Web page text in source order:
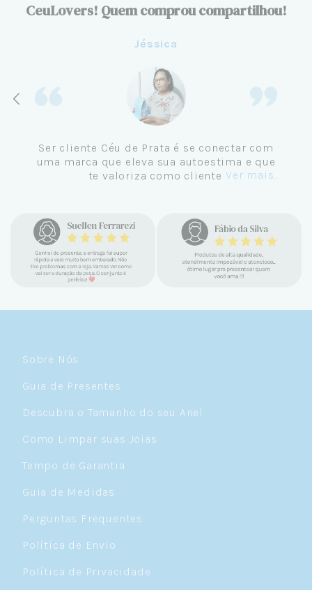
CeuLovers! Quem comprou compartilhou!
Jéssica
Ser cliente Céu de Prata é se conectar com
uma marca que eleva sua autoestima e que
te valoriza como cliente. Ver mais...
Sobre Nós
Guia de Presentes
Descubra o Tamanho do seu Anel
Como Limpar suas Joias
Tempo de Garantia
Guia de Medidas
Perguntas Frequentes
Política de Envio
Política de Privacidade